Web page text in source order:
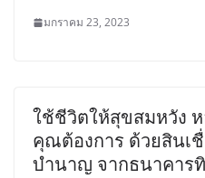
มกราคม 23, 2023
ใช้ชีวิตให้สุขสมหวัง
คุณต้องการ ด้วยสินเ
บำนาญ จากธนาคาร